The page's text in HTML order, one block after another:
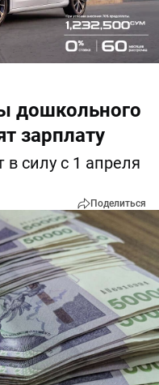
дошкольного
зарплату
силу с 1 апреля
Поделиться